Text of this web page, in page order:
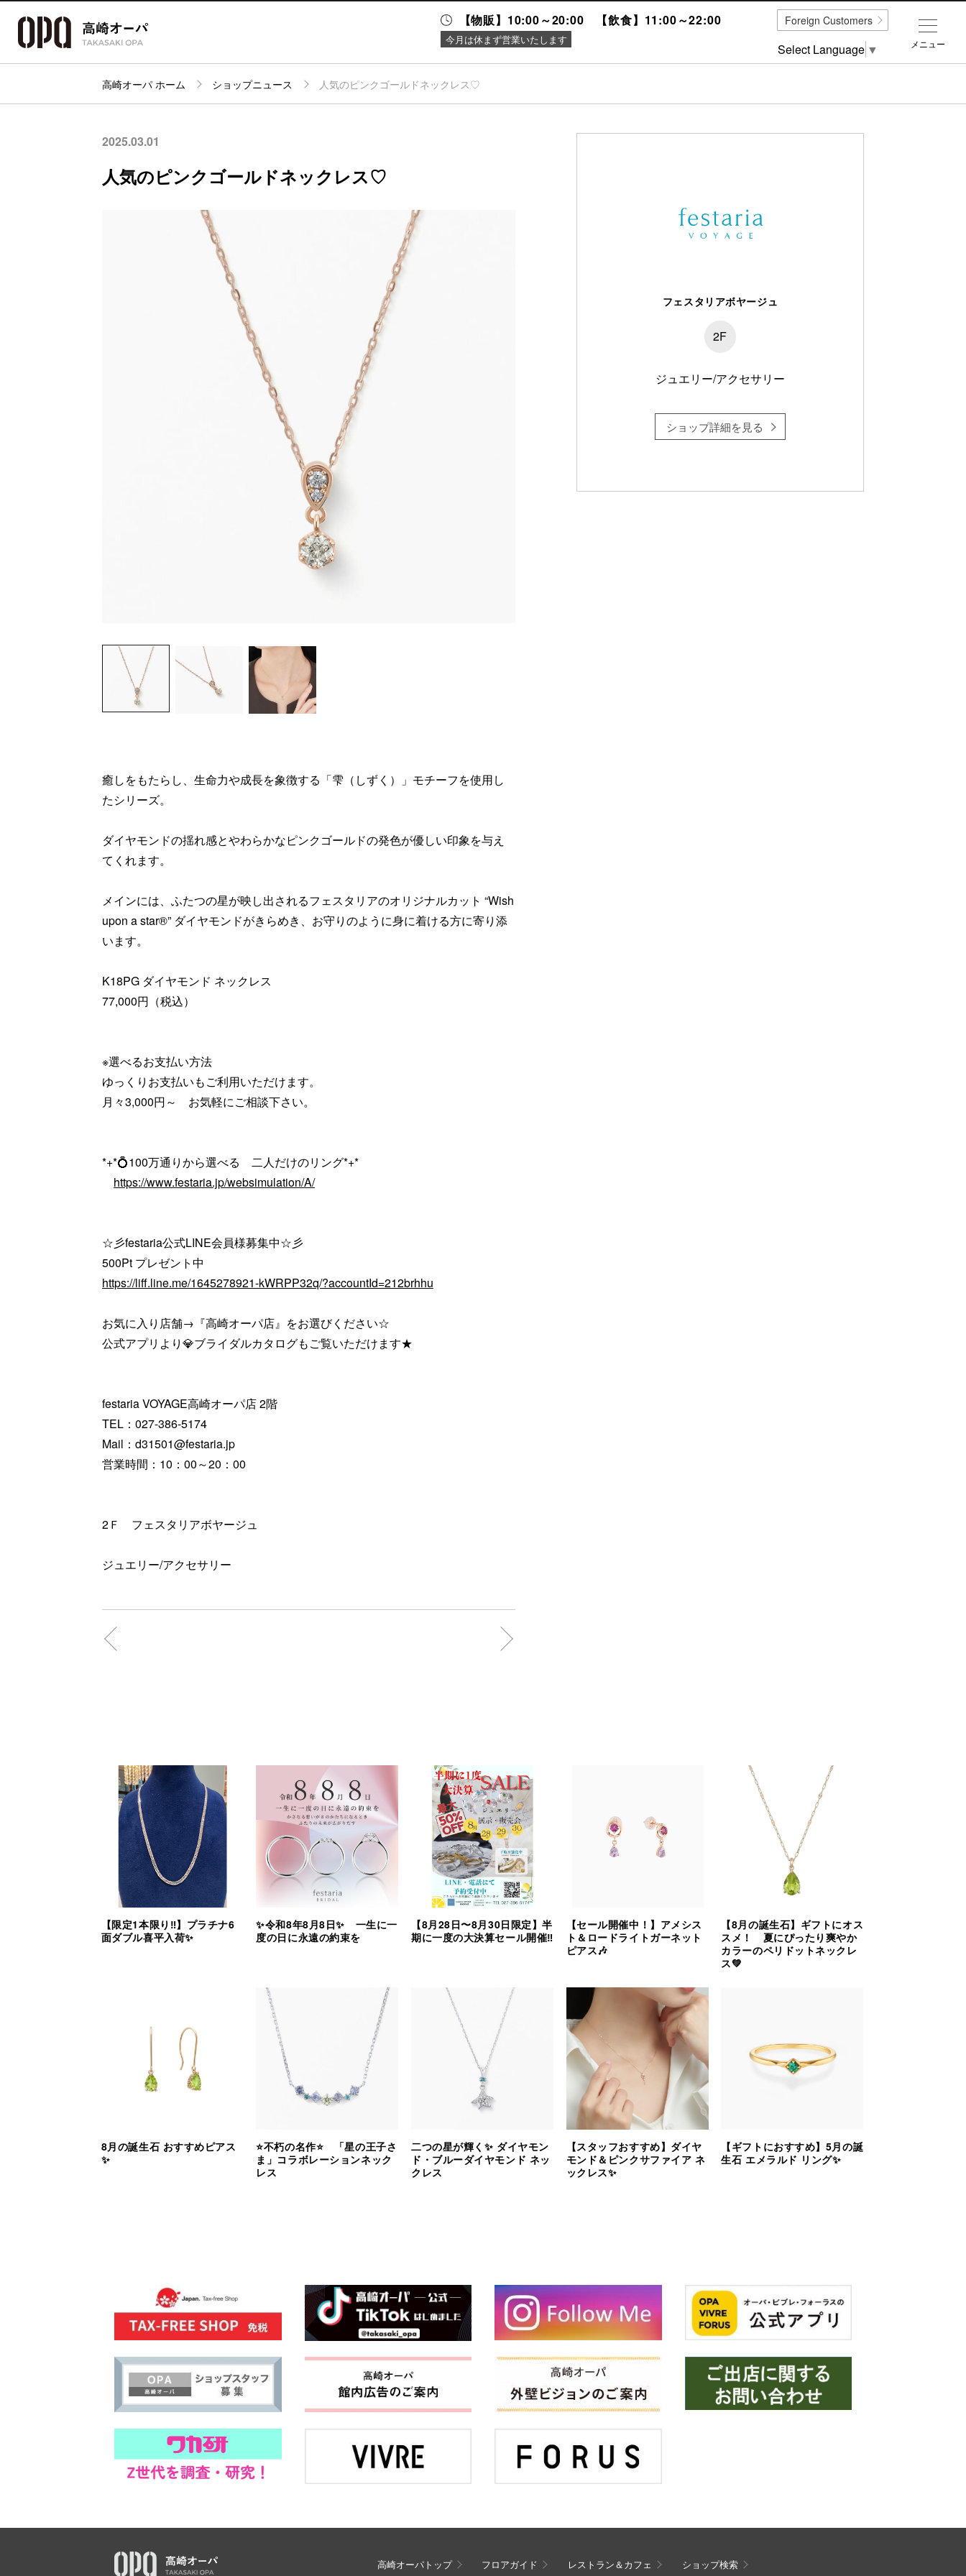
【物販】10:00～20:00 【飲食】11:00～22:00
今月は休まず営業いたします
パーキング
ニュース＆
イベント
高崎オーパ ホーム ショップニュース 人気のピンクゴールドネックレス♡
2025.03.01
人気のピンクゴールドネックレス♡
癒しをもたらし、生命力や成長を象徴する「雫（しずく）」モチーフを使用し
たシリーズ。
ダイヤモンドの揺れ感とやわらかなピンクゴールドの発色が優しい印象を与え
てくれます。
メインには、ふたつの星が映し出されるフェスタリアのオリジナルカット “Wish
upon a star®” ダイヤモンドがきらめき、お守りのように身に着ける方に寄り添
います。
K18PG ダイヤモンド ネックレス
77,000円（税込）
※選べるお支払い方法
ゆっくりお支払いもご利用いただけます。
月々3,000円～ お気軽にご相談下さい。
*+*💍100万通りから選べる 二人だけのリング*+*
https://www.festaria.jp/websimulation/A/
☆彡festaria公式LINE会員様募集中☆彡
500Pt プレゼント中
https://liff.line.me/1645278921-kWRPP32q/?accountId=212brhhu
お気に入り店舗→『高崎オーパ店』をお選びください☆
公式アプリより💎ブライダルカタログもご覧いただけます★
festaria VOYAGE高崎オーパ店 2階
TEL：027-386-5174
Mail：d31501@festaria.jp
営業時間：10：00～20：00
2Ｆ フェスタリアボヤージュ
ジュエリー/アクセサリー
フェスタリアボヤージュ
2F
ジュエリー/アクセサリー
ショップ詳細を見る
【限定1本限り‼︎】プラチナ6
面ダブル喜平入荷✨
✨令和8年8月8日✨ 一生に一
度の日に永遠の約束を
【8月28日〜8月30日限定】半
期に一度の大決算セール開催‼︎
【セール開催中！】アメシス
ト＆ロードライトガーネット
ピアス🎶
【8月の誕生石】ギフトにオス
スメ！ 夏にぴったり爽やか
カラーのペリドットネックレ
ス💚
8月の誕生石 おすすめピアス
✨
⭐️不朽の名作⭐️ 「星の王子さ
ま」コラボレーションネック
レス
二つの星が輝く✨ ダイヤモン
ド・ブルーダイヤモンド ネッ
クレス
【スタッフおすすめ】ダイヤ
モンド＆ピンクサファイア ネ
ックレス✨
【ギフトにおすすめ】5月の誕
生石 エメラルド リング✨
高崎オーパトップ フロアガイド レストラン＆カフェ ショップ検索
メニュー
Foreign Customers
Select Language ▼